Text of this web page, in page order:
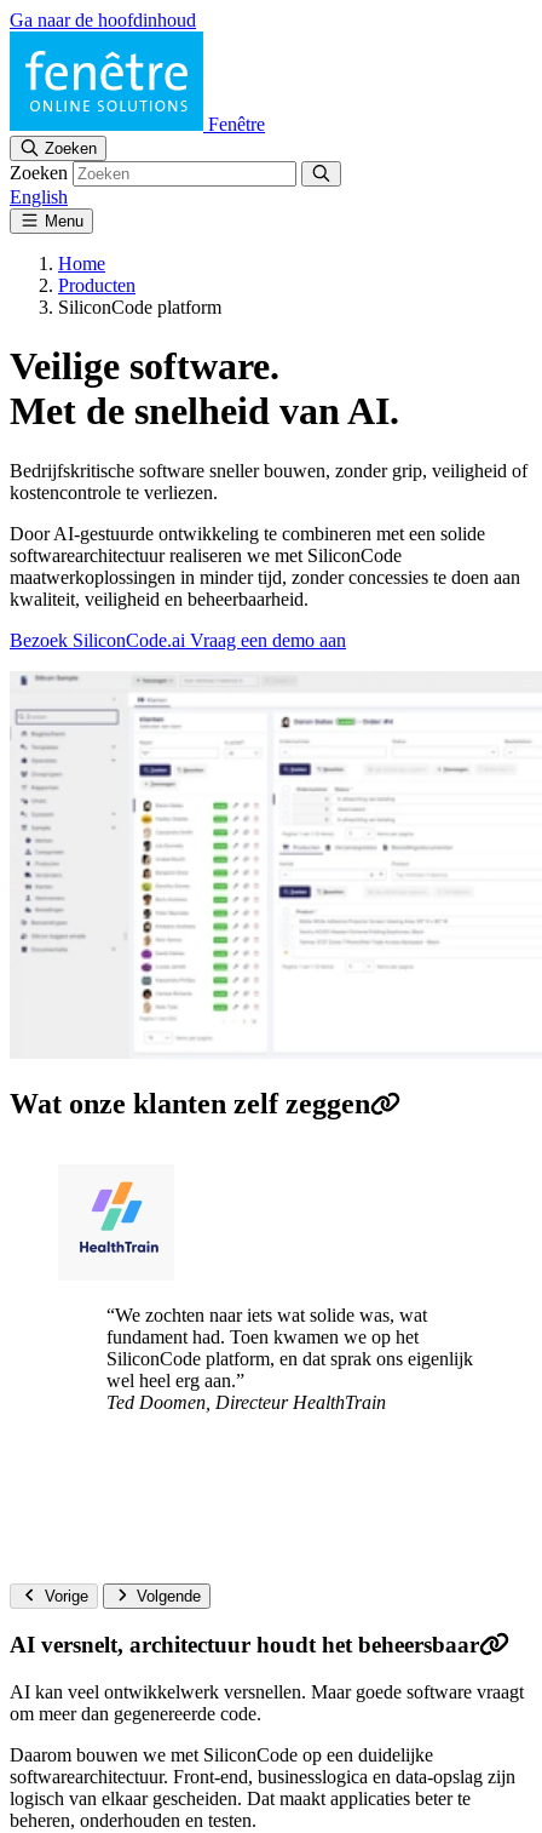
Ga naar de hoofdinhoud
Fenêtre
Zoeken
Zoeken
English
Menu
Home
Producten
SiliconCode platform
Veilige software.
Met de snelheid van AI.
Bedrijfskritische software sneller bouwen, zonder grip, veiligheid of
kostencontrole te verliezen.
Door AI-gestuurde ontwikkeling te combineren met een solide
softwarearchitectuur realiseren we met SiliconCode
maatwerkoplossingen in minder tijd, zonder concessies te doen aan
kwaliteit, veiligheid en beheerbaarheid.
Bezoek SiliconCode.ai Vraag een demo aan
Wat onze klanten zelf zeggen
“We zochten naar iets wat solide was, wat
fundament had. Toen kwamen we op het
SiliconCode platform, en dat sprak ons eigenlijk
wel heel erg aan.”
Ted Doomen, Directeur HealthTrain
Vorige Volgende
AI versnelt, architectuur houdt het beheersbaar
AI kan veel ontwikkelwerk versnellen. Maar goede software vraagt
om meer dan gegenereerde code.
Daarom bouwen we met SiliconCode op een duidelijke
softwarearchitectuur. Front-end, businesslogica en data-opslag zijn
logisch van elkaar gescheiden. Dat maakt applicaties beter te
beheren, onderhouden en testen.